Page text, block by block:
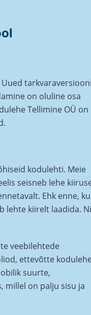
on oluline osa
Tellimine OÜ on
kodulehti. Meie
seisneb lehe
Ehk enne,
lehte kiirelt laadida.
veebilehtede
ettevõtte
suurte,
millel on palju sisu ja